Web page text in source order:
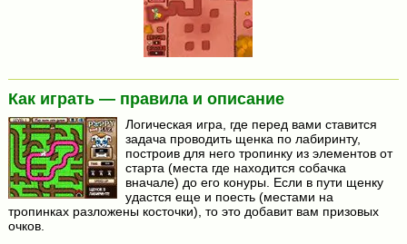
Как играть — правила и описание
Логическая игра, где перед вами ставится
задача проводить щенка по лабиринту,
построив для него тропинку из элементов от
старта (места где находится собачка
вначале) до его конуры. Если в пути щенку
удастся еще и поесть (местами на
тропинках разложены косточки), то это добавит вам призовых
очков.